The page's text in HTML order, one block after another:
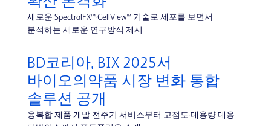
새로운 SpectralFX™·CellView™ 기술로 세포를 보면서
분석하는 새로운 연구방식 제시
BD코리아, BIX 2025서
바이오의약품 시장 변화 통합
솔루션 공개
융복합 제품 개발 전주기 서비스부터 고점도·대용량 대응